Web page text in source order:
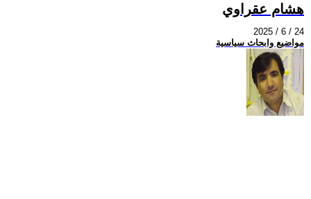
هشام عقراوي
2025 / 6 / 24
مواضيع وابحاث سياسية